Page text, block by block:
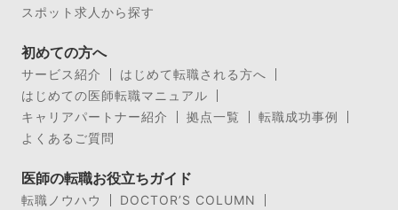
スポット求人から探す
初めての方へ
サービス紹介
はじめて転職される方へ
はじめての医師転職マニュアル
キャリアパートナー紹介
拠点一覧
転職成功事例
よくあるご質問
医師の転職お役立ちガイド
転職ノウハウ
DOCTOR’S COLUMN